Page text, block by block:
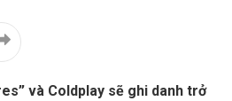
và Coldplay sẽ ghi danh trở